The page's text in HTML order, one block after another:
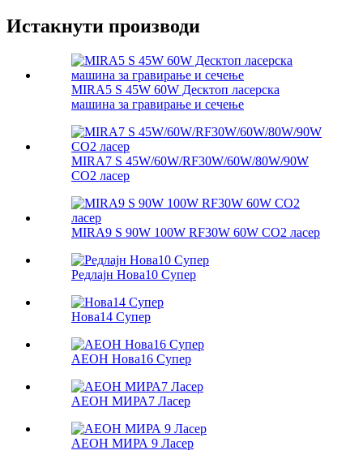
Истакнути производи
MIRA5 S 45W 60W Десктоп ласерска
машина за гравирање и сечење
MIRA7 S 45W/60W/RF30W/60W/80W/90W
CO2 ласер
MIRA9 S 90W 100W RF30W 60W CO2 ласер
Редлајн Нова10 Супер
Нова14 Супер
АЕОН Нова16 Супер
АЕОН МИРА7 Ласер
АЕОН МИРА 9 Ласер